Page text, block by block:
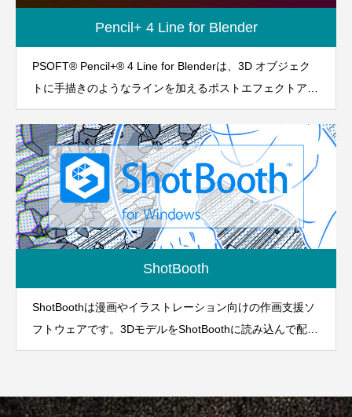
Pencil+ 4 Line for Blender
PSOFT® Pencil+® 4 Line for Blenderは、3D オブジェク
トに手描きのようなラインを加えるポストエフェクトアド
オンです。「PSOFT Pencil+ 4 Render App」を同時に使
用することにより、多数のアニメ作品で採用されている品
質のラインを簡単に利用できます。
ShotBooth
ShotBoothは漫画やイラストレーション向けの作画支援ソ
フトウェアです。3DモデルをShotBoothに読み込んで配置
し、高品質な線画を出力することができます。